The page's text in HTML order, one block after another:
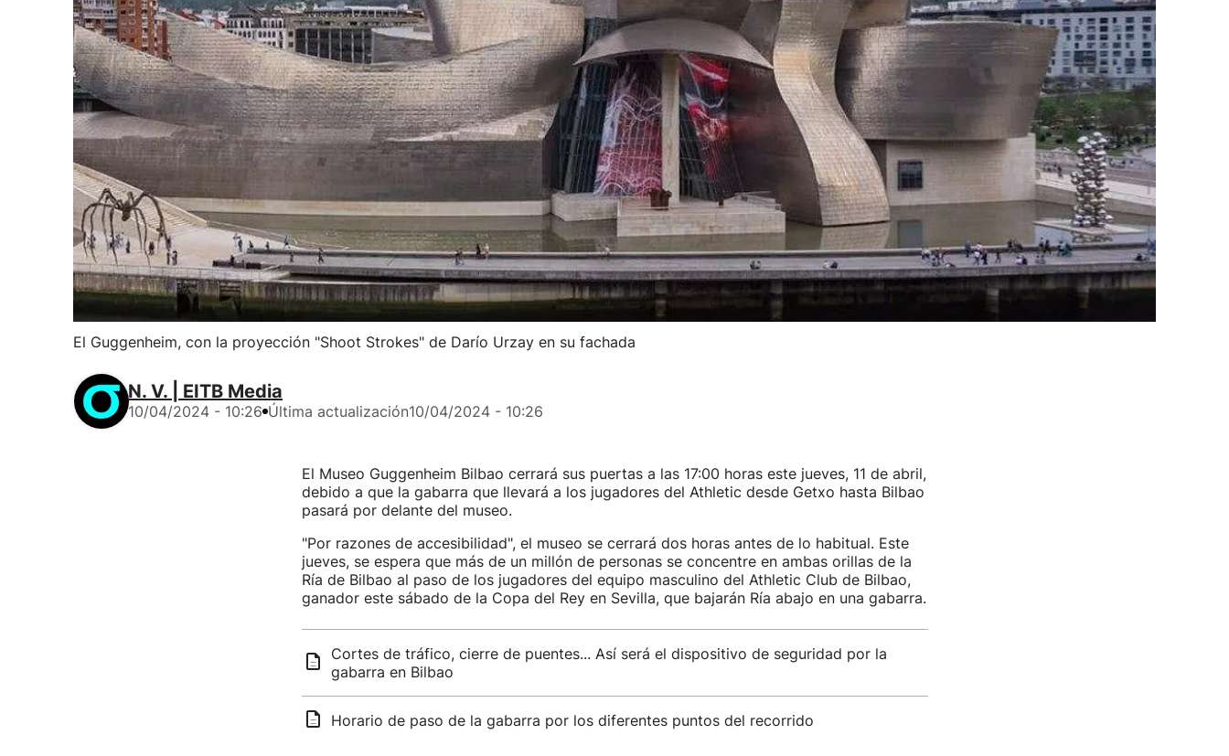
El Guggenheim, con la proyección "Shoot Strokes" de Darío Urzay en su fachada
N. V. | EITB Media
10/04/2024 - 10:26 Última actualización10/04/2024 - 10:26
El Museo Guggenheim Bilbao cerrará sus puertas a las 17:00 horas este jueves, 11 de abril,
debido a que la gabarra que llevará a los jugadores del Athletic desde Getxo hasta Bilbao
pasará por delante del museo.
"Por razones de accesibilidad", el museo se cerrará dos horas antes de lo habitual. Este
jueves, se espera que más de un millón de personas se concentre en ambas orillas de la
Ría de Bilbao al paso de los jugadores del equipo masculino del Athletic Club de Bilbao,
ganador este sábado de la Copa del Rey en Sevilla, que bajarán Ría abajo en una gabarra.
Cortes de tráfico, cierre de puentes... Así será el dispositivo de seguridad por la
gabarra en Bilbao
Horario de paso de la gabarra por los diferentes puntos del recorrido